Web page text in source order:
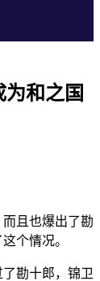
和之国
且也爆出了勘
个情况。
勘十郎，锦卫